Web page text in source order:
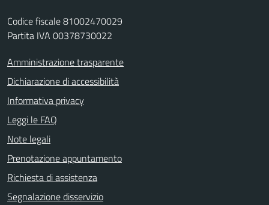
Codice fiscale 81002470029
Partita IVA 00378730022
Amministrazione trasparente
Dichiarazione di accessibilità
Informativa privacy
Leggi le FAQ
Note legali
Prenotazione appuntamento
Richiesta di assistenza
Segnalazione disservizio